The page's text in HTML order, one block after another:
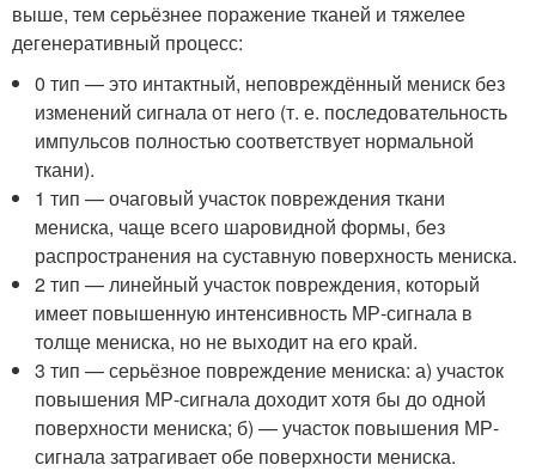
выше, тем серьёзнее поражение тканей и тяжелее
дегенеративный процесс:
0 тип — это интактный, неповреждённый мениск без
изменений сигнала от него (т. е. последовательность
импульсов полностью соответствует нормальной
ткани).
1 тип — очаговый участок повреждения ткани
мениска, чаще всего шаровидной формы, без
распространения на суставную поверхность мениска.
2 тип — линейный участок повреждения, который
имеет повышенную интенсивность МР-сигнала в
толще мениска, но не выходит на его край.
3 тип — серьёзное повреждение мениска: а) участок
повышения МР-сигнала доходит хотя бы до одной
поверхности мениска; б) — участок повышения МР-
сигнала затрагивает обе поверхности мениска.